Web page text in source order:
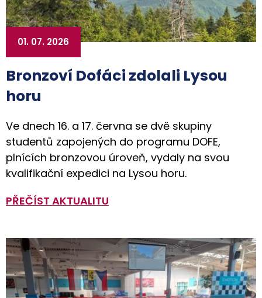
Bronzoví Dofáci zdolali Lysou
horu
01. 07. 2026
Ve dnech 16. a 17. června se dvě skupiny
studentů zapojených do programu DOFE,
plnících bronzovou úroveň, vydaly na svou
kvalifikační expedici na Lysou horu.
PŘEČÍST AKTUALITU